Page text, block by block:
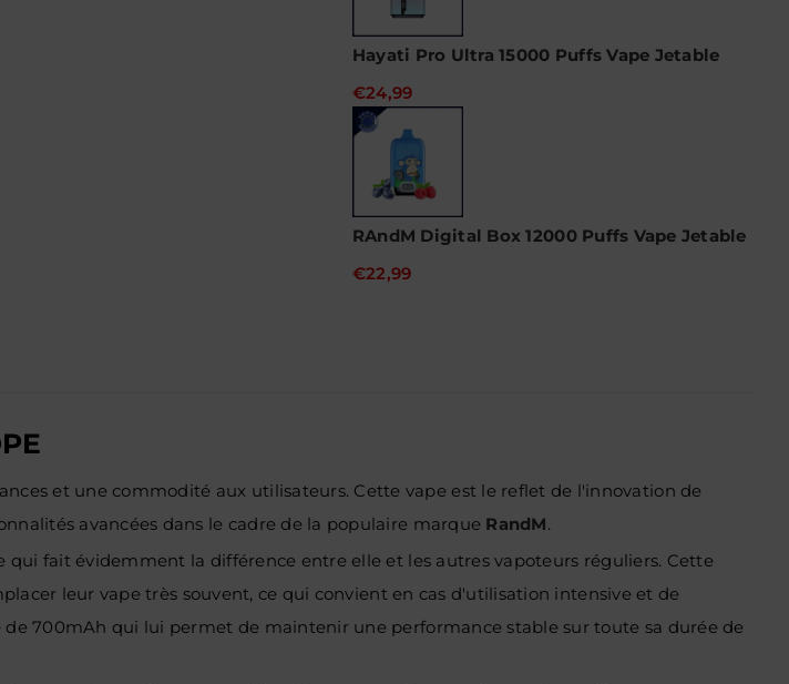
Hayati Pro Ultra 15000 Puffs Vape Jetable
€24,99
RAndM Digital Box 12000 Puffs Vape Jetable
€22,99
et une commodité aux utilisateurs. Cette vape est le reflet de l'innovation de
avancées dans le cadre de la populaire marque RandM.
qui fait évidemment la différence entre elle et les autres vapoteurs réguliers. Cette
leur vape très souvent, ce qui convient en cas d'utilisation intensive et de
700mAh qui lui permet de maintenir une performance stable sur toute sa durée de